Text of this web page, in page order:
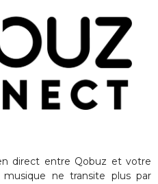
direct entre Qobuz et votre
ne transite plus par